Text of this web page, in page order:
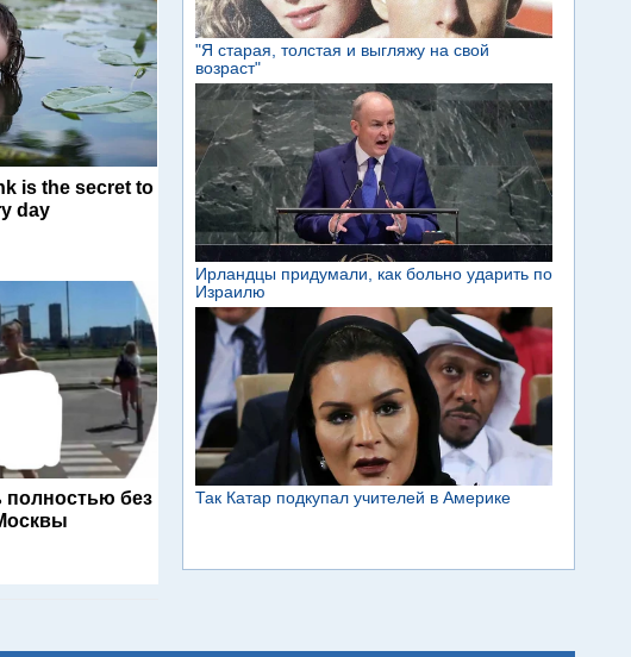
is the secret to
day
полностью без